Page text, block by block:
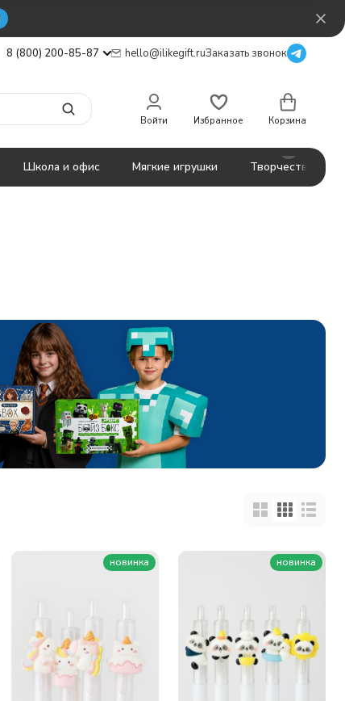
8 (800) 200-85-87 hello@ilikegift.ruЗаказать звонок
Войти Избранное Корзина
Школа и офис Мягкие игрушки Творчество
новинка новинка